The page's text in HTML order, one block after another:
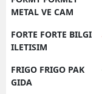
METAL VE CAM
FORTE FORTE BILGI
ILETISIM
FRIGO FRIGO PAK
GIDA